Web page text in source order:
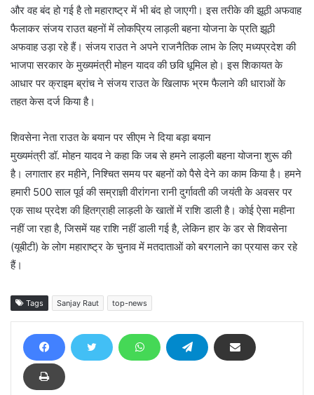
और वह बंद हो गई है तो महाराष्ट्र में भी बंद हो जाएगी। इस तरीके की झूठी अफवाह
फैलाकर संजय राउत बहनों में लोकप्रिय लाड़ली बहना योजना के प्रति झूठी
अफवाह उड़ा रहे हैं। संजय राउत ने अपने राजनैतिक लाभ के लिए मध्यप्रदेश की
भाजपा सरकार के मुख्यमंत्री मोहन यादव की छवि धूमिल हो। इस शिकायत के
आधार पर क्राइम ब्रांच ने संजय राउत के खिलाफ भ्रम फैलाने की धाराओं के
तहत केस दर्ज किया है।
शिवसेना नेता राउत के बयान पर सीएम ने दिया बड़ा बयान
मुख्यमंत्री डॉ. मोहन यादव ने कहा कि जब से हमने लाड़ली बहना योजना शुरू की
है। लगातार हर महीने, निश्चित समय पर बहनों को पैसे देने का काम किया है। हमने
हमारी 500 साल पूर्व की सम्राज्ञी वीरांगना रानी दुर्गावती की जयंती के अवसर पर
एक साथ प्रदेश की हितग्राही लाड़ली के खातों में राशि डाली है। कोई ऐसा महीना
नहीं जा रहा है, जिसमें यह राशि नहीं डाली गई है, लेकिन हार के डर से शिवसेना
(यूबीटी) के लोग महाराष्ट्र के चुनाव में मतदाताओं को बरगलाने का प्रयास कर रहे
हैं।
Tags Sanjay Raut top-news